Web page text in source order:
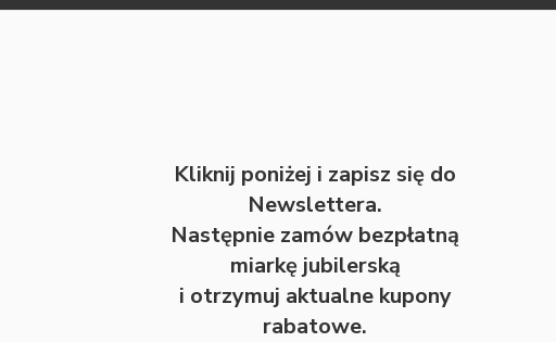
Kliknij poniżej i zapisz się do
Newslettera.
Następnie zamów bezpłatną
miarkę jubilerską
i otrzymuj aktualne kupony
rabatowe.